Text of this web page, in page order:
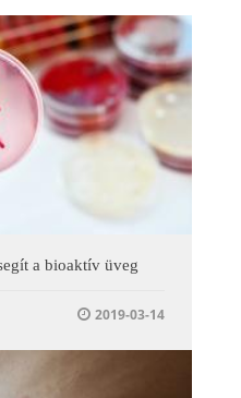
a bioaktív üveg
2019-03-14